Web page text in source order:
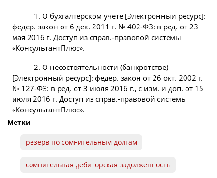
1. О бухгалтерском учете [Электронный ресурс]:
федер. закон от 6 дек. 2011 г. № 402-ФЗ: в ред. от 23
мая 2016 г. Доступ из справ.-правовой системы
«КонсультантПлюс».
2. О несостоятельности (банкротстве)
[Электронный ресурс]: федер. закон от 26 окт. 2002 г.
№ 127-ФЗ: в ред. от 3 июля 2016 г., с изм. и доп. от 15
июля 2016 г. Доступ из справ.-правовой системы
«КонсультантПлюс».
Метки
резерв по сомнительным долгам
сомнительная дебиторская задолженность